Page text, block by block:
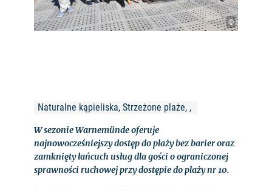
©
Naturalne kąpieliska, Strzeżone plaże, ,
W sezonie Warnemünde oferuje
najnowocześniejszy dostęp do plaży bez barier oraz
zamknięty łańcuch usług dla gości o ograniczonej
sprawności ruchowej przy dostępie do plaży nr 10.